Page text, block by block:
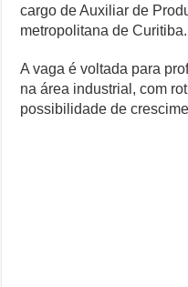
cargo de Auxiliar de
metropolitana de Curitiba.
A vaga é voltada para
na área industrial, com
possibilidade de